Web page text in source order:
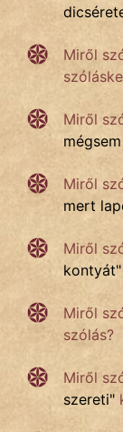
Miről
Miről
Miről
mert
Miről
kontyát"
Miről
szólás?
Miről
szereti"